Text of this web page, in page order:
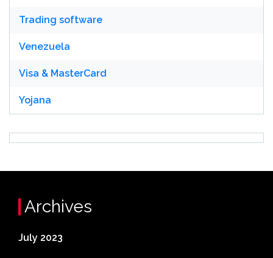
Trading software
Venezuela
Visa & MasterCard
Yojana
Archives
July 2023